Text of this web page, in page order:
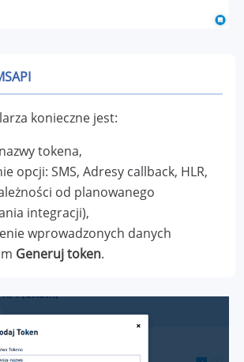
konieczne jest:
tokena,
opcji: SMS, Adresy callback, HLR,
od planowanego
integracji),
wprowadzonych danych
Generuj token.